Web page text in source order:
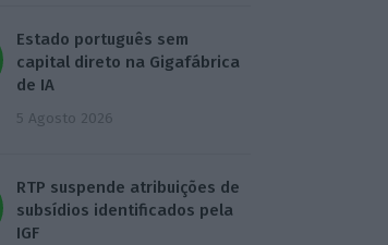
Estado português sem
capital direto na Gigafábrica
de IA
5 Agosto 2026
RTP suspende atribuições de
subsídios identificados pela
IGF